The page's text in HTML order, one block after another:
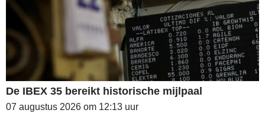
De IBEX 35 bereikt historische mijlpaal
07 augustus 2026 om 12:13 uur